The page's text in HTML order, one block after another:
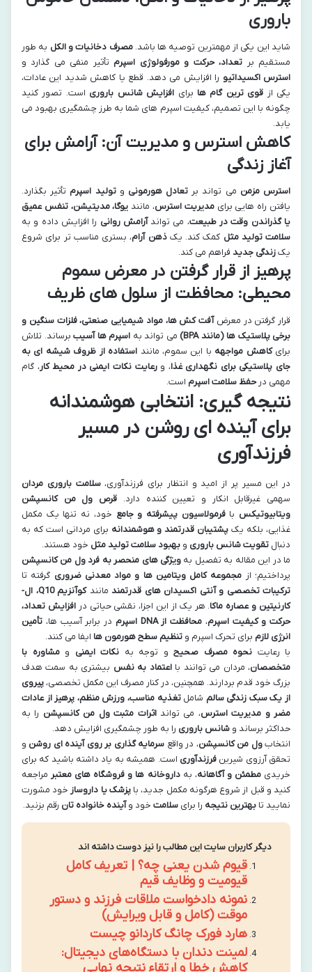
باروری
شاید این یکی از مهمترین توصیه ها باشد.مصرف دخانیات و الکل به طور
مستقیم بر تعداد، حرکت و مورفولوژی اسپرم تأثیر منفی می گذارد و
استرس اکسیداتیو را افزایش می دهد. قطع یا کاهش شدید این عادات،
یکی از قوی ترین گام ها برای افزایش شانس باروری است. تصور کنید
چگونه با این تصمیم، کیفیت اسپرم های شما به طرز چشمگیری بهبود می
یابد.
کاهش استرس و مدیریت آن: آرامش برای
آغاز زندگی
استرس مزمن می تواند بر تعادل هورمونی وتولید اسپرم تأثیر بگذارد.
یافتن راه هایی برایمدیریت استرس، مانند یوگا، مدیتیشن، تنفس عمیق
یا گذراندن وقت در طبیعت، می تواندآرامش روانی را افزایش داده و به
سلامت تولید مثل کمک کند. یکذهن آرام، بستری مناسب تر برای شروع
یکزندگی جدید فراهم می کند.
پرهیز از قرار گرفتن در معرض سموم
محیطی: محافظت از سلول های ظریف
قرار گرفتن در معرضآفت کش ها، مواد شیمیایی صنعتی، فلزات سنگین و
برخی پلاستیک ها (مانند BPA)
می تواند به اسپرم ها آسیب برساند. تلاش
برایکاهش مواجهه با این سموم، مانند استفاده از ظروف شیشه ای به
جای پلاستیکی برای نگهداری غذا، ورعایت نکات ایمنی در محیط کار، گام
مهمی درحفظ سلامت اسپرم است.
نتیجه گیری: انتخابی هوشمندانه
برای آینده ای روشن در مسیر
فرزندآوری
در این مسیر پر از امید و انتظار برای فرزندآوری،سلامت باروری مردان
سهمی غیرقابل انکار و تعیین کننده دارد. قرص ول من کانسپشن
ویتابیوتیکس بافرمولاسیون پیشرفته و جامع خود، نه تنها یک مکمل
غذایی، بلکه یک پشتیبان قدرتمند و هوشمندانه برای مردانی است که به
دنبال تقویت شانس باروری و بهبود سلامت تولید مثل خود هستند.
ما در این مقاله به تفصیل به ویژگی های منحصر به فرد ول من کانسپشن
پرداختیم؛ از مجموعه کامل ویتامین ها و مواد معدنی ضروری گرفته تا
ترکیبات تخصصی و آنتی اکسیدان های قدرتمند مانند
کوآنزیم Q10، ال-
کارنیتین و عصاره ماکا. هر یک از این اجزا، نقشی حیاتی درافزایش تعداد،
حرکت و کیفیت اسپرم، محافظت از DNA اسپرم در برابر آسیب ها، تأمین
انرژی لازم برای تحرک اسپرم و تنظیم سطح هورمون ها ایفا می کنند.
با رعایت نحوه مصرف صحیح و توجه به نکات ایمنی ومشاوره با
متخصصان، مردان می توانند بااعتماد به نفس بیشتری به سمت هدف
بزرگ خود قدم بردارند. همچنین، در کنار مصرف این مکمل تخصصی،پیروی
از یک سبک زندگی سالم شاملتغذیه مناسب، ورزش منظم، پرهیز از عادات
مضر و مدیریت استرس، می توانداثرات مثبت ول من کانسپشن را به
حداکثر برساند و شانس باروری را به طور چشمگیری افزایش دهد.
انتخابول من کانسپشن، در واقع سرمایه گذاری بر روی آینده ای روشن و
تحقق آرزوی شیرینفرزندآوری است. همیشه به یاد داشته باشید که برای
خریدیمطمئن و آگاهانه، بهداروخانه ها و فروشگاه های معتبر مراجعه
کنید و قبل از شروع هرگونه مکمل جدید، باپزشک یا داروساز خود مشورت
نمایید تا بهترین نتیجه را برای سلامت خود وآینده خانواده تان رقم بزنید.
دیگر کاربران سایت این مطالب را نیز دوست داشته اند
قیوم شدن یعنی چه؟ | تعریف کامل
قیومیت و وظایف قیم
نمونه دادخواست ملاقات فرزند و دستور
موقت (کامل و قابل ویرایش)
هارد فورک چانگ کاردانو چیست
لمینت دندان با دستگاه‌های دیجیتال:
کاهش خطا و ارتقاء نتیجه نهایی